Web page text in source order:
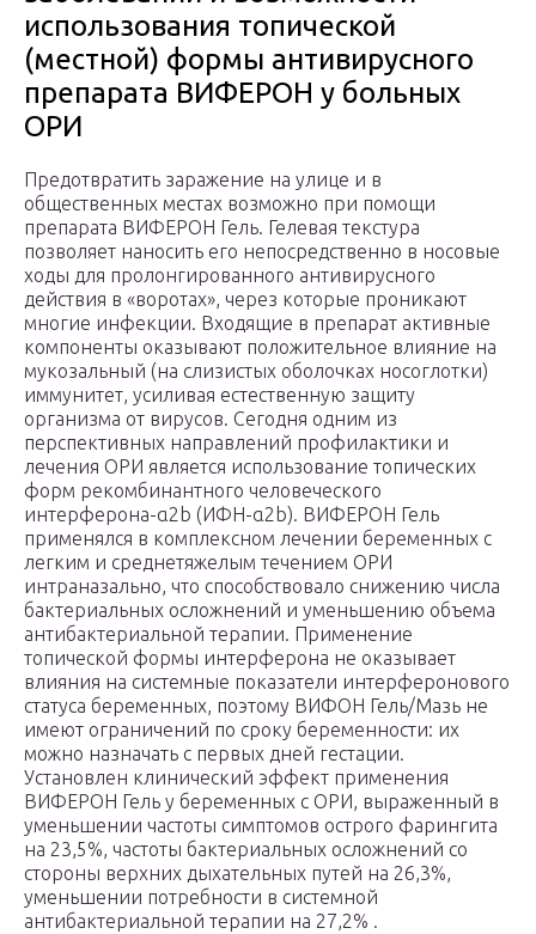
использования топической
(местной) формы антивирусного
препарата ВИФЕРОН у больных
ОРИ
Предотвратить заражение на улице и в
общественных местах возможно при помощи
препарата ВИФЕРОН Гель. Гелевая текстура
позволяет наносить его непосредственно в носовые
ходы для пролонгированного антивирусного
действия в «воротах», через которые проникают
многие инфекции. Входящие в препарат активные
компоненты оказывают положительное влияние на
мукозальный (на слизистых оболочках носоглотки)
иммунитет, усиливая естественную защиту
организма от вирусов. Сегодня одним из
перспективных направлений профилактики и
лечения ОРИ является использование топических
форм рекомбинантного человеческого
интерферона-α2b (ИФН-α2b). ВИФЕРОН Гель
применялся в комплексном лечении беременных с
легким и среднетяжелым течением ОРИ
интраназально, что способствовало снижению числа
бактериальных осложнений и уменьшению объема
антибактериальной терапии. Применение
топической формы интерферона не оказывает
влияния на системные показатели интерферонового
статуса беременных, поэтому ВИФОН Гель/Мазь не
имеют ограничений по сроку беременности: их
можно назначать с первых дней гестации.
Установлен клинический эффект применения
ВИФЕРОН Гель у беременных с ОРИ, выраженный в
уменьшении частоты симптомов острого фарингита
на 23,5%, частоты бактериальных осложнений со
стороны верхних дыхательных путей на 26,3%,
уменьшении потребности в системной
антибактериальной терапии на 27,2% .